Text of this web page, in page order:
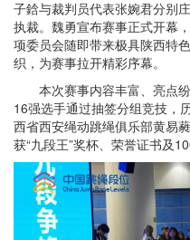
子鋡与裁判员代表张婉君分别
执裁。魏勇宣布赛事正式开幕
项委员会随即带来极具陕西特
织，为赛事拉开精彩序幕。
本次赛事内容丰富、亮点
16强选手通过抽签分组竞技，
西省西安绳动跳绳俱乐部黄易
获“九段王”奖杯、荣誉证书及